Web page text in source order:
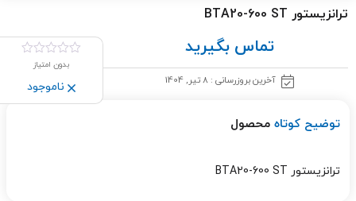
ترانزیستور BTA20-600 ST
تماس بگیرید
آخرین بروزرسانی : 8 تیر, 1404
بدون امتیاز
ناموجود
توضیح کوتاه محصول
ترانزیستور BTA20-600 ST